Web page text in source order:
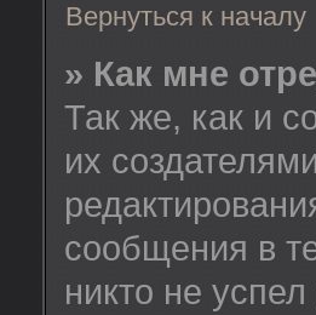
Вернуться к началу
» Как мне
Так же, как и
их
сообщения в
никто не